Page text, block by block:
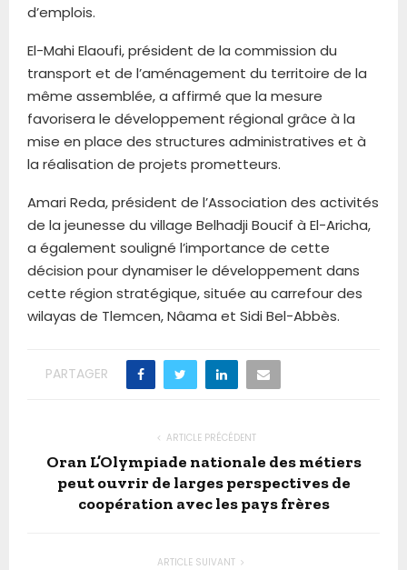
d’emplois.
El-Mahi Elaoufi, président de la commission du
transport et de l’aménagement du territoire de la
même assemblée, a affirmé que la mesure
favorisera le développement régional grâce à la
mise en place des structures administratives et à
la réalisation de projets prometteurs.
Amari Reda, président de l’Association des activités
de la jeunesse du village Belhadji Boucif à El-Aricha,
a également souligné l’importance de cette
décision pour dynamiser le développement dans
cette région stratégique, située au carrefour des
wilayas de Tlemcen, Nâama et Sidi Bel-Abbès.
PARTAGER
ARTICLE PRÉCÉDENT
Oran L’Olympiade nationale des métiers
peut ouvrir de larges perspectives de
coopération avec les pays frères
ARTICLE SUIVANT